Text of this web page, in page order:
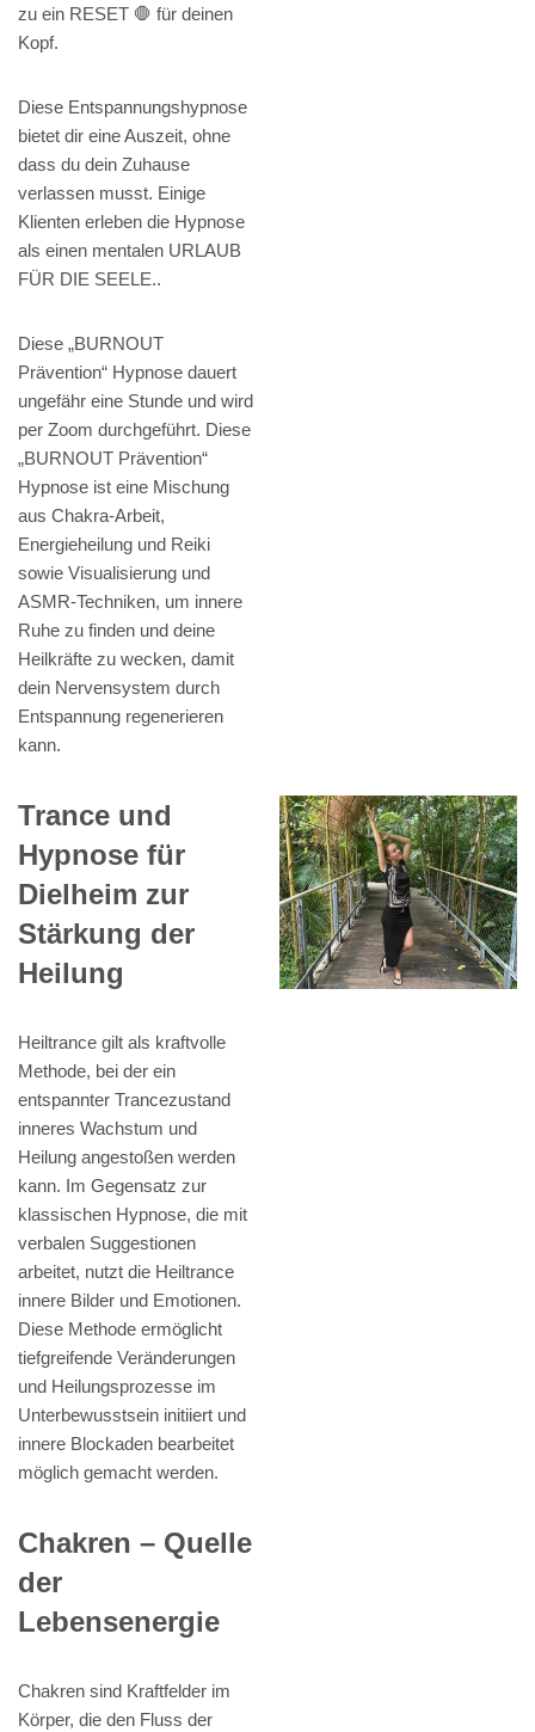
zu ein RESET 🛑 für deinen
Kopf.
Diese Entspannungshypnose
bietet dir eine Auszeit, ohne
dass du dein Zuhause
verlassen musst. Einige
Klienten erleben die Hypnose
als einen mentalen URLAUB
FÜR DIE SEELE..
Diese „BURNOUT
Prävention“ Hypnose dauert
ungefähr eine Stunde und wird
per Zoom durchgeführt. Diese
„BURNOUT Prävention“
Hypnose ist eine Mischung
aus Chakra-Arbeit,
Energieheilung und Reiki
sowie Visualisierung und
ASMR-Techniken, um innere
Ruhe zu finden und deine
Heilkräfte zu wecken, damit
dein Nervensystem durch
Entspannung regenerieren
kann.
Trance und
Hypnose für
Dielheim zur
Stärkung der
Heilung
Heiltrance gilt als kraftvolle
Methode, bei der ein
entspannter Trancezustand
inneres Wachstum und
Heilung angestoßen werden
kann. Im Gegensatz zur
klassischen Hypnose, die mit
verbalen Suggestionen
arbeitet, nutzt die Heiltrance
innere Bilder und Emotionen.
Diese Methode ermöglicht
tiefgreifende Veränderungen
und Heilungsprozesse im
Unterbewusstsein initiiert und
innere Blockaden bearbeitet
möglich gemacht werden.
Chakren – Quelle
der
Lebensenergie
Chakren sind Kraftfelder im
Körper, die den Fluss der